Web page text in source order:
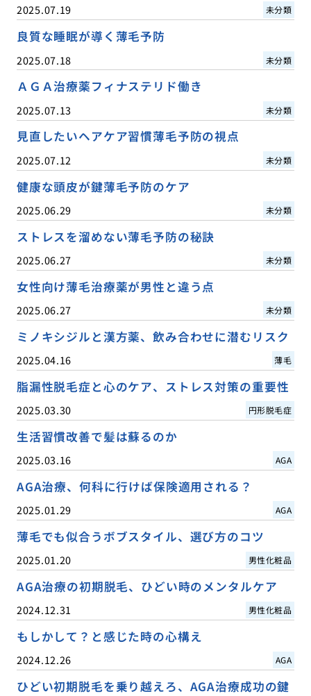
2025.07.19 未分類
良質な睡眠が導く薄毛予防
2025.07.18 未分類
ＡＧＡ治療薬フィナステリド働き
2025.07.13 未分類
見直したいヘアケア習慣薄毛予防の視点
2025.07.12 未分類
健康な頭皮が鍵薄毛予防のケア
2025.06.29 未分類
ストレスを溜めない薄毛予防の秘訣
2025.06.27 未分類
女性向け薄毛治療薬が男性と違う点
2025.06.27 未分類
ミノキシジルと漢方薬、飲み合わせに潜むリスク
2025.04.16 薄毛
脂漏性脱毛症と心のケア、ストレス対策の重要性
2025.03.30 円形脱毛症
生活習慣改善で髪は蘇るのか
2025.03.16 AGA
AGA治療、何科に行けば保険適用される？
2025.01.29 AGA
薄毛でも似合うボブスタイル、選び方のコツ
2025.01.20 男性化粧品
AGA治療の初期脱毛、ひどい時のメンタルケア
2024.12.31 男性化粧品
もしかして？と感じた時の心構え
2024.12.26 AGA
ひどい初期脱毛を乗り越えろ、AGA治療成功の鍵